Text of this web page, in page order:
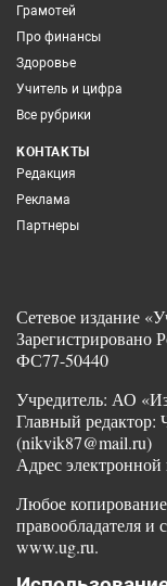
Грамотей
Про финансы
Здоровье
Учитель и цифра
Все рубрики
КОНТАКТЫ
Редакция
Реклама
Партнеры
Сетевое издание
Зарегистрировано
ФС77-50440
Учредитель: АО
Главный
(nikvik87@mail.ru)
Адрес
Любое копирование
правообладателя и
www.ug.ru.